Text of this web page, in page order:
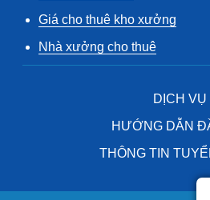
Giá cho thuê kho xưởng
Nhà xưởng cho thuê
DỊCH VỤ
HƯỚNG DẪN
THÔNG TIN